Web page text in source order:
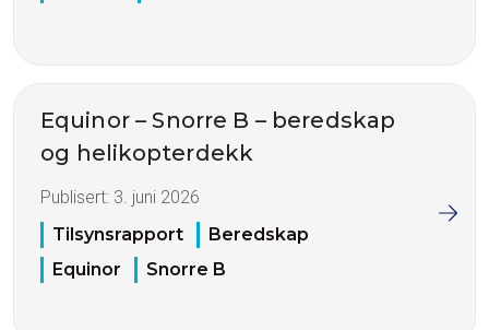
Equinor – Snorre B – beredskap
og helikopterdekk
Publisert: 3. juni 2026
Tilsynsrapport
Beredskap
Equinor
Snorre B